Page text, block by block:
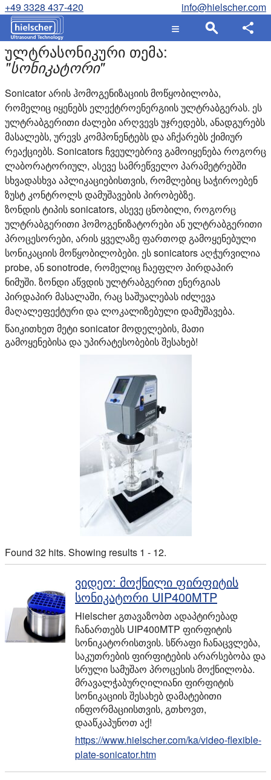
+49 3328 437-420 info@hielscher.com
ულტრასონიკური თემა:
"სონიკატორი"
Sonicator არის ჰომოგენიზაციის მოწყობილობა,
რომელიც იყენებს ელექტროენერგიის ულტრაბგერას. ეს
ულტრაბგერითი ძალები არღვევს უჯრედებს, ანადგურებს
მასალებს, ურევს კომპონენტებს და აჩქარებს ქიმიურ
რეაქციებს. Sonicators ჩვეულებრივ გამოიყენება როგორც
ლაბორატორიულ, ასევე სამრეწველო პარამეტრებში
სხვადასხვა აპლიკაციებისთვის, რომლებიც საჭიროებენ
ზუსტ კონტროლს დამუშავების პირობებზე.
ზონდის ტიპის sonicators, ასევე ცნობილი, როგორც
ულტრაბგერითი ჰომოგენიზატორები ან ულტრაბგერითი
პროცესორები, არის ყველაზე ფართოდ გამოყენებული
სონიკაციის მოწყობილობები. ეს sonicators აღჭურვილია
probe, ან sonotrode, რომელიც ჩაეფლო პირდაპირ
ნიმუში. ზონდი აწვდის ულტრაბგერით ენერგიას
პირდაპირ მასალაში, რაც საშუალებას იძლევა
მაღალეფექტური და ლოკალიზებული დამუშავება.
წაიკითხეთ მეტი sonicator მოდელების, მათი
გამოყენებისა და უპირატესობების შესახებ!
Found 32 hits. Showing results 1 - 12.
ვიდეო: მოქნილი ფირფიტის
სონიკატორი UIP400MTP
Hielscher გთავაზობთ ადაპტირებად
ჩანართებს UIP400MTP ფირფიტის
სონიკატორისთვის. სწრაფი ჩანაცვლება,
საკუთრების ფირფიტების არარსებობა და
სრული სამუშაო პროცესის მოქნილობა.
მრავალჭაბურღილიანი ფირფიტის
სონიკაციის შესახებ დამატებითი
ინფორმაციისთვის, გთხოვთ,
დააწკაპუნოთ აქ!
https://www.hielscher.com/ka/video-flexible-
plate-sonicator.htm